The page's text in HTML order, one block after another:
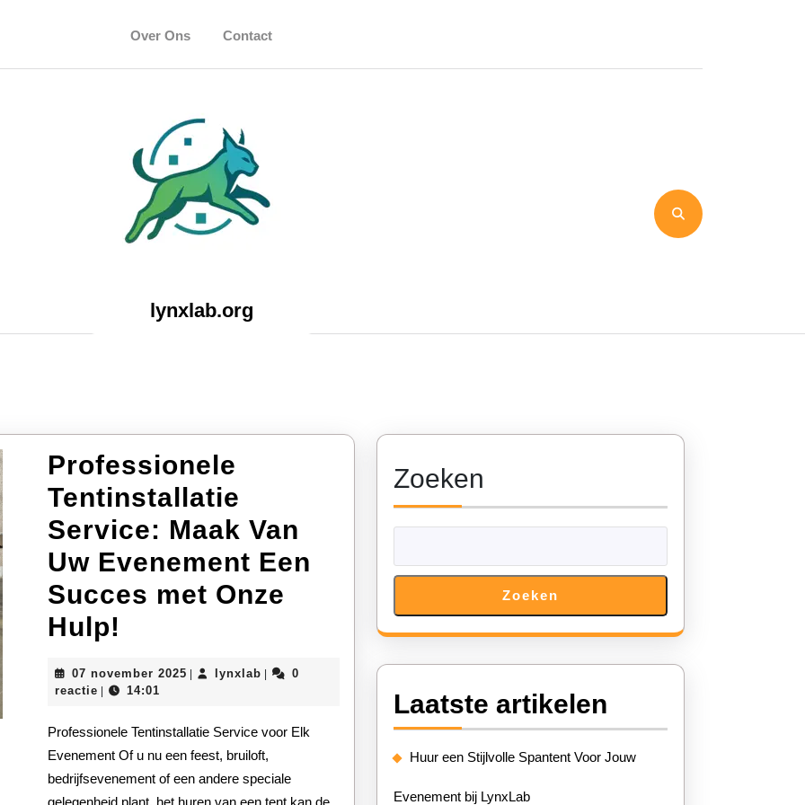
Over Ons Contact
lynxlab.org
Professionele
Tentinstallatie
Service: Maak Van
Uw Evenement Een
Succes met Onze
Hulp!
Service:
Maak
Van
Uw
07 november 202507
lynxlablynxlab
0
reactie
14:01
Professionele Tentinstallatie Service voor Elk
Evenement Of u nu een feest, bruiloft,
bedrijfsevenement of een andere speciale
gelegenheid plant, het huren van een tent kan de
Zoeken
Zoeken
Laatste artikelen
Huur een Stijlvolle Spantent Voor Jouw
Evenement bij LynxLab